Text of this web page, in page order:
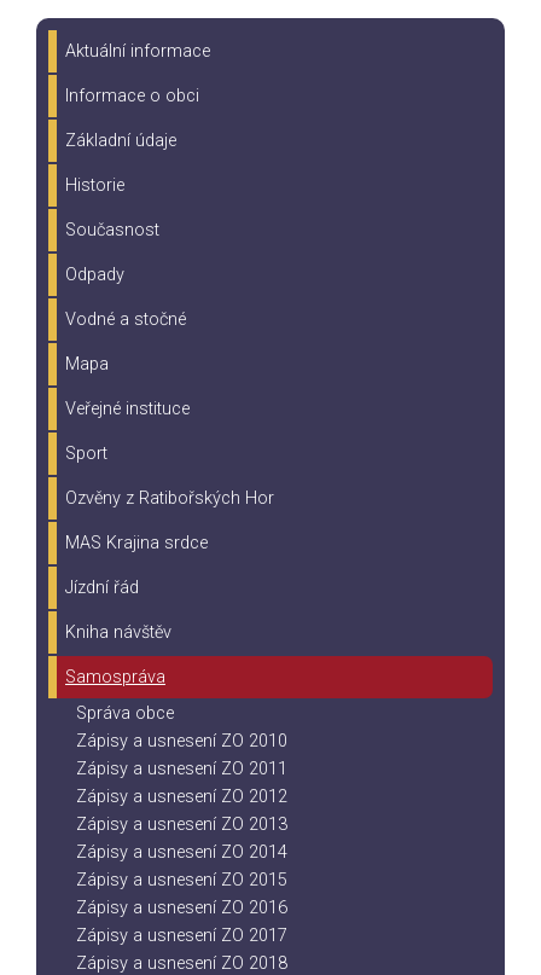
Aktuální informace
Informace o obci
Základní údaje
Historie
Současnost
Odpady
Vodné a stočné
Mapa
Veřejné instituce
Sport
Ozvěny z Ratibořských Hor
MAS Krajina srdce
Jízdní řád
Kniha návštěv
Samospráva
Správa obce
Zápisy a usnesení ZO 2010
Zápisy a usnesení ZO 2011
Zápisy a usnesení ZO 2012
Zápisy a usnesení ZO 2013
Zápisy a usnesení ZO 2014
Zápisy a usnesení ZO 2015
Zápisy a usnesení ZO 2016
Zápisy a usnesení ZO 2017
Zápisy a usnesení ZO 2018